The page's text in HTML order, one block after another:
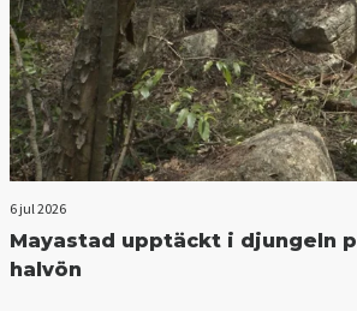
6 jul 2026
Mayastad upptäckt i djungeln
halvön